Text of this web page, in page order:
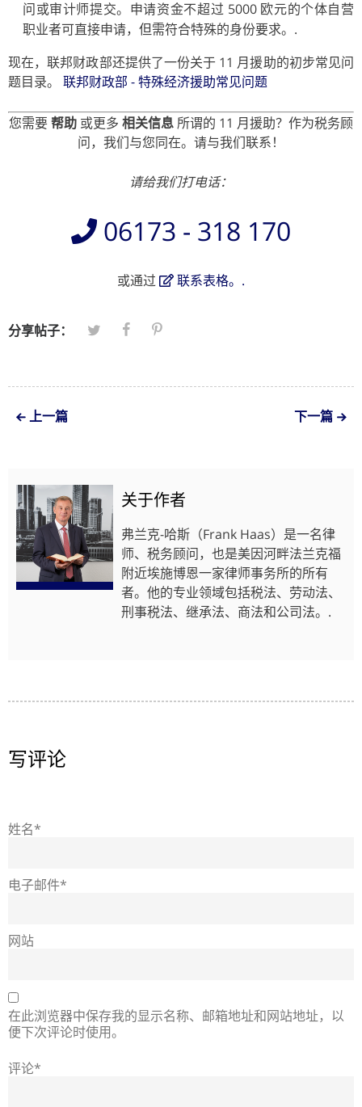
问或审计师提交。申请资金不超过 5000 欧元的个体自营
职业者可直接申请，但需符合特殊的身份要求。.
现在，联邦财政部还提供了一份关于 11 月援助的初步常见问
题目录。 联邦财政部 - 特殊经济援助常见问题
您需要帮助 或更多 相关信息 所谓的 11 月援助？作为税务顾
问，我们与您同在。请与我们联系！
请给我们打电话：
06173 - 318 170
或通过 联系表格。.
分享帖子：
上一篇 下一篇
关于作者
弗兰克-哈斯（Frank Haas）是一名律
师、税务顾问，也是美因河畔法兰克福
附近埃施博恩一家律师事务所的所有
者。他的专业领域包括税法、劳动法、
刑事税法、继承法、商法和公司法。.
写评论
姓名*
电子邮件*
网站
在此浏览器中保存我的显示名称、邮箱地址和网站地址，以
便下次评论时使用。
评论*